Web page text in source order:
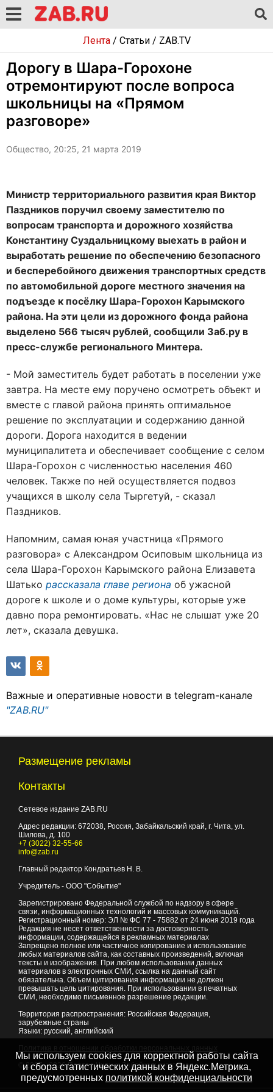
Лента/ Статьи/ ZAB.TV
Дорогу в Шара-Горохоне
отремонтируют после вопроса
школьницы на «Прямом
разговоре»
Общество, 20:25, 21 марта 2019
Министр территориального развития края Виктор
Паздников поручил своему заместителю по
вопросам транспорта и дорожного хозяйства
Константину Суздальницкому выехать в район и
выработать решение по обеспечению безопасного
и бесперебойного движения транспортных средств
по автомобильной дороге местного значения на
подъезде к посёлку Шара-Горохон Карымского
района. На эти цели из дорожного фонда района
выделено 566 тысяч рублей, сообщили Заб.ру в
пресс-службе регионального Минтера.
- Мой заместитель будет работать в поселении уже
завтра. На месте ему поручено осмотреть объект и
вместе с главой района принять оптимальное
решение по эксплуатации и содержанию данной
дороги. Дорога находится в ведении
муниципалитета и обеспечивает сообщение с селом
Шара-Горохон с численностью населения 460
человек. Также по ней осуществляется подвоз
учащихся в школу села Тыргетуй, - сказал
Паздников.
Напомним, самая юная участница «Прямого
разговора» с Александром Осиповым школьница из
села Шара-Горохон Карымского района Елизавета
Шатько рассказала главе региона об ужасной
дороге к школе и о доме культуры, которые уже
давно пора ремонтировать. «Нас не слышат уже 20
лет», сказала девушка.
Важные и оперативные новости в telegram-канале
"ZAB.RU"
Размещение рекламы
Контакты
Сетевое издание ZAB.RU
Адрес редакции: 672038, Россия, Забайкальский край, г. Чита, ул.
Шилова, д. 100
+7 (3022) 32-55-66
info@zab.ru
Главный редактор Кондратьев Н. В.
Учредитель - ООО "Событие"
Зарегистрировано Федеральной службой по надзору в сфере
связи, информационных технологий и массовых коммуникаций.
Регистрационный номер: ЭЛ № ФС 77 - 75882 от 24 июня 2019 года
Редакция не несет ответственности за достоверность
информации, содержащейся в рекламных материалах
Запрещено полное или частичное копирование и использование
любых материалов сайта, как составных произведений, включая
тексты и изображения. При любом использовании данных
материалов в электронных СМИ, ссылка на данный сайт
обязательна. Объем цитирования информации не должен
превышать цель цитирования. При использовании в печатных
СМИ, необходимо письменное разрешение редакции.
Территория распространения: Российская Федерация,
зарубежные страны
Языки: русский, английский
© 2007 - 2026Портал Читы и Забайкальского края
Мы используем cookies для корректной работы сайта
и сбора статистических данных в Яндекс.Метрика,
предусмотренных политикой конфиденциальности